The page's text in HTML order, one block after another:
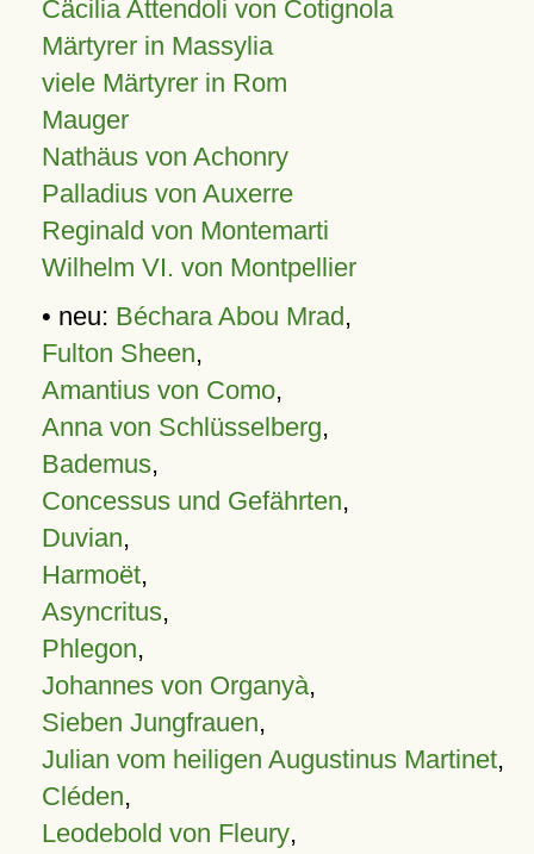
Cäcilia Attendoli von Cotignola
Märtyrer in Massylia
viele Märtyrer in Rom
Mauger
Nathäus von Achonry
Palladius von Auxerre
Reginald von Montemarti
Wilhelm VI. von Montpellier
• neu: Béchara Abou Mrad,
Fulton Sheen,
Amantius von Como,
Anna von Schlüsselberg,
Bademus,
Concessus und Gefährten,
Duvian,
Harmoët,
Asyncritus,
Phlegon,
Johannes von Organyà,
Sieben Jungfrauen,
Julian vom heiligen Augustinus Martinet,
Cléden,
Leodebold von Fleury,